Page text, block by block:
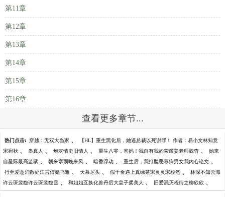
第11章
第12章
第13章
第14章
第15章
第16章
查看更多章节...
热门点击: 穿越：无双大当家 、 【HL】重生黑化后，她逼总裁以死谢罪！ 作者：易小文林知意
宋宛秋 、 蛊真人 、 炮灰情史旧情人 、 重生八零，爸妈！我自有我的荣耀姜老师魏杳 、 她来
自星际最高监狱 、 朝来寒雨晚来风 、 暗香浮动 、 重生后，我打脸恶毒狗男女我内心论文 、
行至爱意消散处江言傅秦书雅 、 天幕尽头 、 假千金遇上真绿茶宋灵灵宋毅然 、 林深不知云海
许云琛裴馥许云琛裴馥雪 、 和姐姐互换化兽丹后大皇子柔美人 、 旧爱泯灭程衍之柳欣欣 、